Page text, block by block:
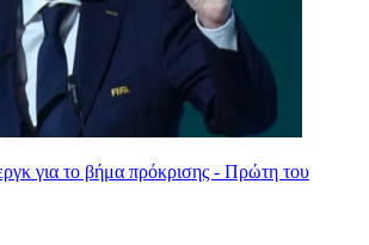
για το βήμα πρόκρισης - Πρώτη του